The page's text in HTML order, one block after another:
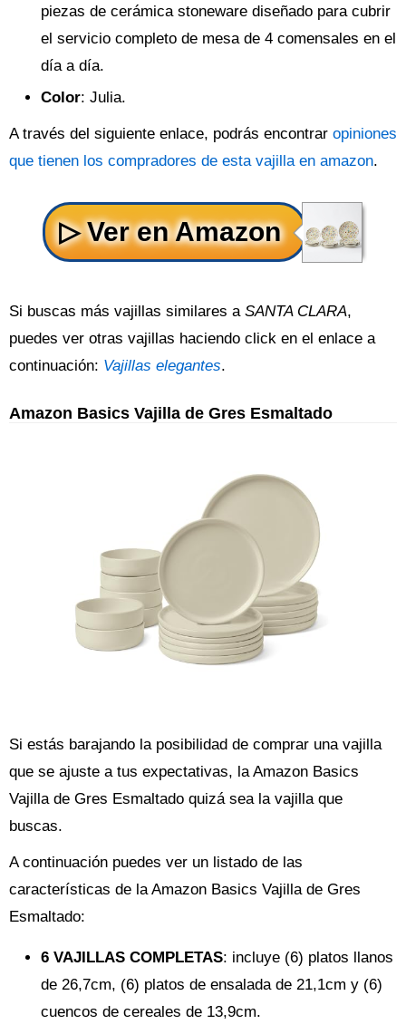
piezas de cerámica stoneware diseñado para cubrir
el servicio completo de mesa de 4 comensales en el
día a día.
Color: Julia.
A través del siguiente enlace, podrás encontrar opiniones
que tienen los compradores de esta vajilla en amazon.
Si buscas más vajillas similares a SANTA CLARA,
puedes ver otras vajillas haciendo click en el enlace a
continuación: Vajillas elegantes.
Amazon Basics Vajilla de Gres Esmaltado
Si estás barajando la posibilidad de comprar una vajilla
que se ajuste a tus expectativas, la Amazon Basics
Vajilla de Gres Esmaltado quizá sea la vajilla que
buscas.
A continuación puedes ver un listado de las
características de la Amazon Basics Vajilla de Gres
Esmaltado:
6 VAJILLAS COMPLETAS: incluye (6) platos llanos
de 26,7cm, (6) platos de ensalada de 21,1cm y (6)
cuencos de cereales de 13,9cm.